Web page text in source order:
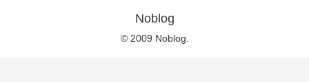
Noblog
© 2009 Noblog.